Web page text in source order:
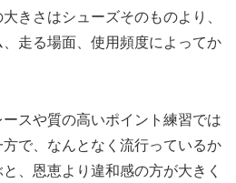
きさはシューズそのものより、
走る場面、使用頻度によってか
スや質の高いポイント練習では
で、なんとなく流行っているか
、恩恵より違和感の方が大きく